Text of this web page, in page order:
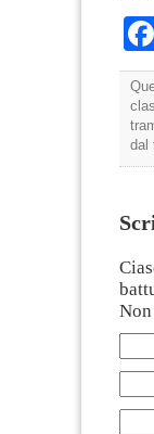
dal